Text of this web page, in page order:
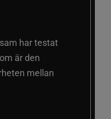
har testat
är den
mellan